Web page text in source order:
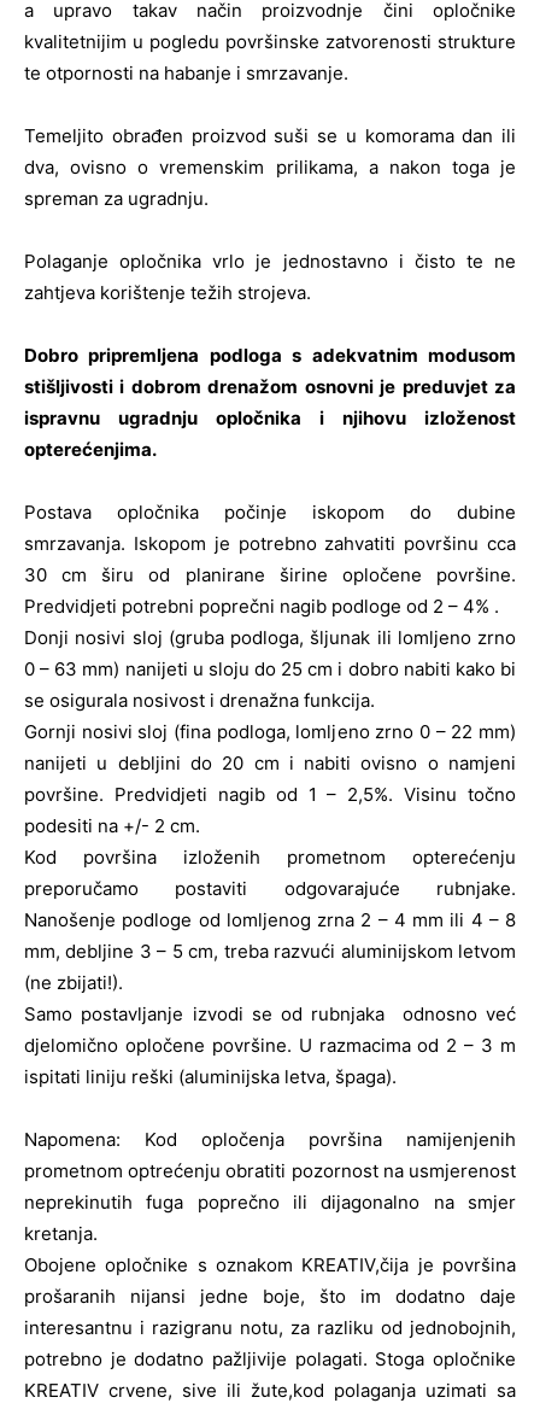
a upravo takav način proizvodnje čini opločnike
kvalitetnijim u pogledu površinske zatvorenosti strukture
te otpornosti na habanje i smrzavanje.
Temeljito obrađen proizvod suši se u komorama dan ili
dva, ovisno o vremenskim prilikama, a nakon toga je
spreman za ugradnju.
Polaganje opločnika vrlo je jednostavno i čisto te ne
zahtjeva korištenje težih strojeva.
Dobro pripremljena podloga s adekvatnim modusom
stišljivosti i dobrom drenažom osnovni je preduvjet za
ispravnu ugradnju opločnika i njihovu izloženost
opterećenjima.
Postava opločnika počinje iskopom do dubine
smrzavanja. Iskopom je potrebno zahvatiti površinu cca
30 cm širu od planirane širine opločene površine.
Predvidjeti potrebni poprečni nagib podloge od 2 – 4% .
Donji nosivi sloj (gruba podloga, šljunak ili lomljeno zrno
0 – 63 mm) nanijeti u sloju do 25 cm i dobro nabiti kako bi
se osigurala nosivost i drenažna funkcija.
Gornji nosivi sloj (fina podloga, lomljeno zrno 0 – 22 mm)
nanijeti u debljini do 20 cm i nabiti ovisno o namjeni
površine. Predvidjeti nagib od 1 – 2,5%. Visinu točno
podesiti na +/- 2 cm.
Kod površina izloženih prometnom opterećenju
preporučamo postaviti odgovarajuće rubnjake.
Nanošenje podloge od lomljenog zrna 2 – 4 mm ili 4 – 8
mm, debljine 3 – 5 cm, treba razvući aluminijskom letvom
(ne zbijati!).
Samo postavljanje izvodi se od rubnjaka odnosno već
djelomično opločene površine. U razmacima od 2 – 3 m
ispitati liniju reški (aluminijska letva, špaga).
Napomena: Kod opločenja površina namijenjenih
prometnom optrećenju obratiti pozornost na usmjerenost
neprekinutih fuga poprečno ili dijagonalno na smjer
kretanja.
Obojene opločnike s oznakom KREATIV,čija je površina
prošaranih nijansi jedne boje, što im dodatno daje
interesantnu i razigranu notu, za razliku od jednobojnih,
potrebno je dodatno pažljivije polagati. Stoga opločnike
KREATIV crvene, sive ili žute,kod polaganja uzimati sa